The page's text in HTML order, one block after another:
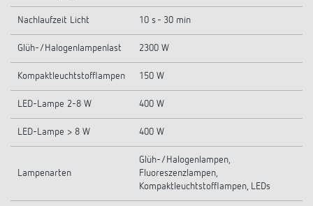
Nachlaufzeit Licht 10 s - 30 min
Glüh-/Halogenlampenlast 2300 W
Kompaktleuchtstofflampen 150 W
LED-Lampe 2-8 W 400 W
LED-Lampe > 8 W 400 W
Lampenarten
Glüh-/Halogenlampen,
Fluoreszenzlampen,
Kompaktleuchtstofflampen, LEDs